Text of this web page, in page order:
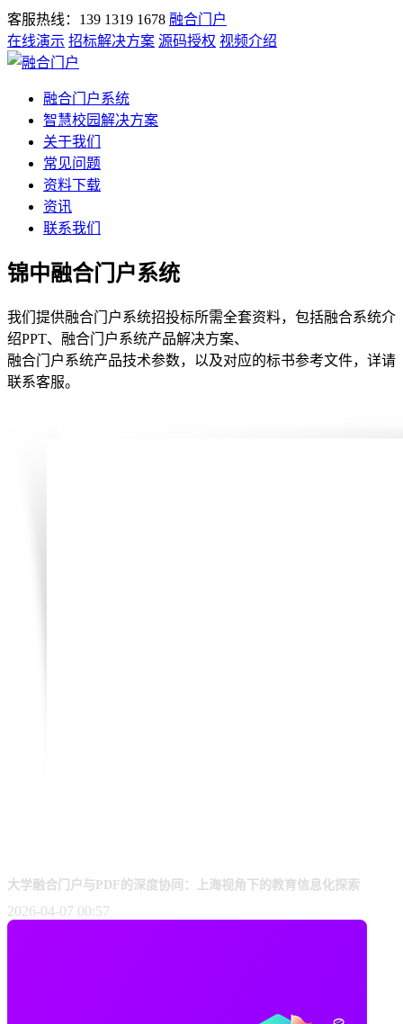
客服热线：139 1319 1678 融合门户
在线演示 招标解决方案 源码授权 视频介绍
融合门户系统
智慧校园解决方案
关于我们
常见问题
资料下载
资讯
联系我们
锦中融合门户系统
我们提供融合门户系统招投标所需全套资料，包括融合系统介
绍PPT、融合门户系统产品解决方案、
融合门户系统产品技术参数，以及对应的标书参考文件，详请
联系客服。
大学融合门户与PDF的深度协同：上海视角下的教育信息化探索
2026-04-07 00:57